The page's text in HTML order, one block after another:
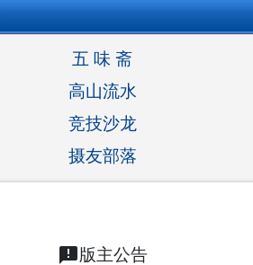
五 味 斋
高山流水
竞技沙龙
摄友部落
announcement版主公告